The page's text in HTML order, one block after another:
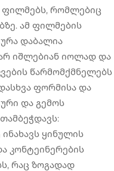
ფილმებს, რომლებიც
ამ ფილმების
დაბალია
იშლებიან იოლად და
წარმომქმნელებს
ფორმისა და
და გემოს
ყინულის
კონტეინერების
რაც ზოგადად